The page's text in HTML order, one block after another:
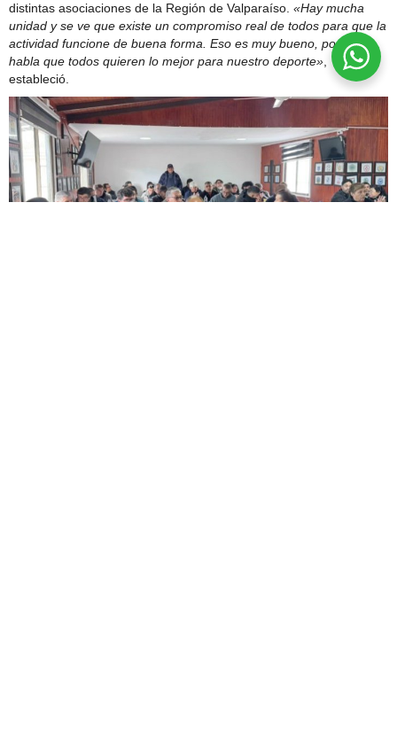
distintas asociaciones de la Región de Valparaíso. «Hay mucha
unidad y se ve que existe un compromiso real de todos para que la
actividad funcione de buena forma. Eso es muy bueno, porque
habla que todos quieren lo mejor para nuestro deporte»,
estableció.